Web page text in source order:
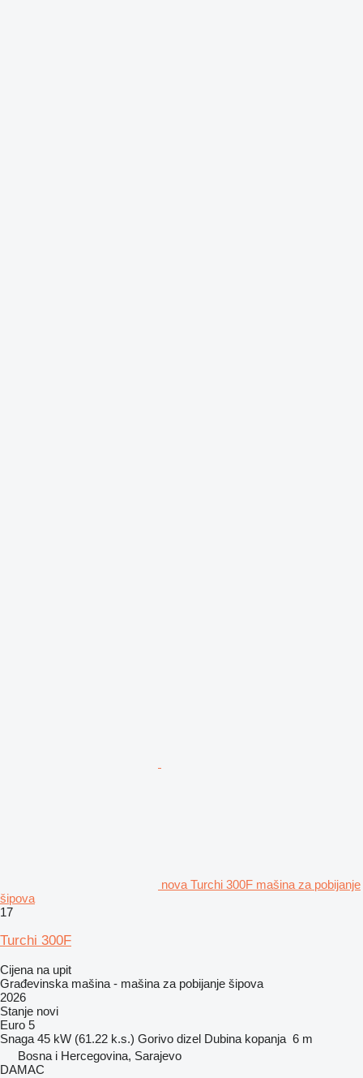
nova Turchi 300F mašina za pobijanje
šipova
17
Turchi 300F
Cijena na upit
Građevinska mašina - mašina za pobijanje šipova
2026
Stanje novi
Euro 5
Snaga 45 kW (61.22 k.s.) Gorivo dizel Dubina kopanja 6 m
Bosna i Hercegovina, Sarajevo
DAMAC